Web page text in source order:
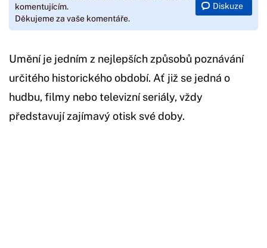
komentujícím.
Děkujeme za vaše komentáře.
Diskuze
Umění je jedním z nejlepších způsobů poznávání
určitého historického období. Ať již se jedná o
hudbu, filmy nebo televizní seriály, vždy
představují zajímavý otisk své doby.